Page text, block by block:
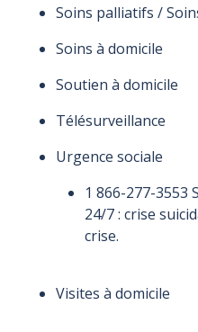
Soins palliatifs /
Soins à domicile
Soutien à domicile
Télésurveillance
Urgence sociale
1 866-277-3553
24/7 : crise
crise.
Visites à domicile